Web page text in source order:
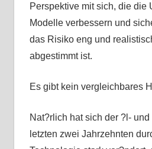
Perspektive mit sich, die die
Modelle verbessern und
das Risiko eng und
abgestimmt ist.
Es gibt kein vergleichbares
Nat?rlich hat sich der ?l-
letzten zwei Jahrzehnten